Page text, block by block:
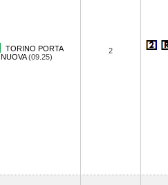
TORINO PORTA
NUOVA(09.25)
2